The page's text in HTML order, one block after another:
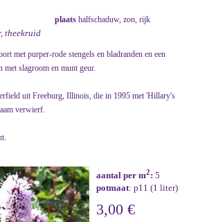
plaats halfschaduw, zon, rijk
theekruid
met purper-rode stengels en bladranden en een
met slagroom en munt geur.
uit Freeburg, Illinois, die in 1995 met 'Hillary's
verwierf.
aantal per m2: 5
potmaat: p11 (1 liter)
3,00 €